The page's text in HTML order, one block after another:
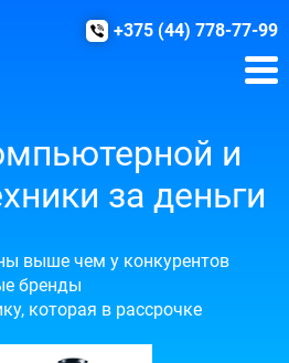
+375 (44) 778-77-99
и
за деньги
выше чем у конкурентов
бренды
которая в рассрочке